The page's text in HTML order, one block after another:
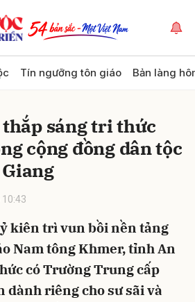
Tín ngưỡng tôn giáo Bản làng
sáng tri thức
cộng đồng dân tộc
kiên trì vun bồi nền tảng
Nam tông Khmer, tỉnh An
có Trường Trung cấp
dành riêng cho sư sãi và